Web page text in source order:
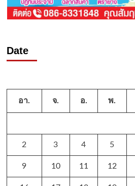
Date
อา. จ. อ. พ.
2 3 4 5
9 10 11 12